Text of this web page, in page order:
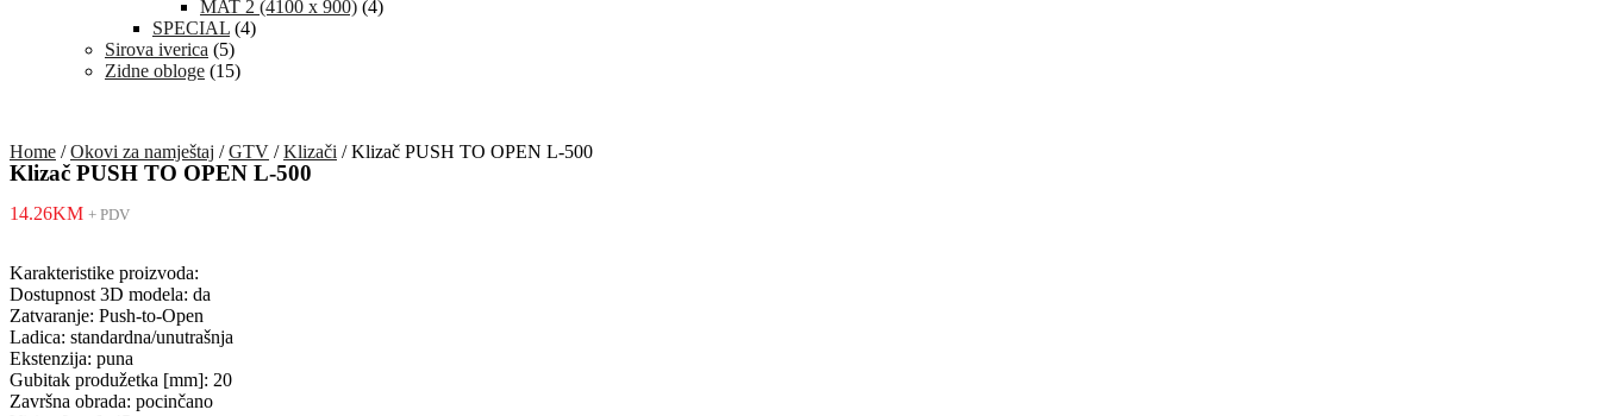
MAT 2 (4100 x 900) (4)
SPECIAL (4)
Sirova iverica (5)
Zidne obloge (15)
Home /Okovi za namještaj /GTV /Klizači / Klizač PUSH TO OPEN L-500
Klizač PUSH TO OPEN L-500
14.26KM + PDV
Karakteristike proizvoda:
Dostupnost 3D modela: da
Zatvaranje: Push-to-Open
Ladica: standardna/unutrašnja
Ekstenzija: puna
Gubitak produžetka [mm]: 20
Završna obrada: pocinčano